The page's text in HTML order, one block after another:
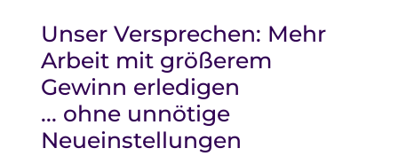
Unser Versprechen: Mehr
Arbeit mit größerem
Gewinn erledigen
... ohne unnötige
Neueinstellungen